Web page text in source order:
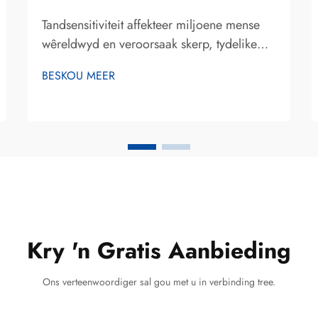
Tandsensitiviteit affekteer miljoene mense
wêreldwyd en veroorsaak skerp, tydelike
of suur voedsel en drank. Terwyl
BESKOU MEER
Kry 'n Gratis Aanbieding
Ons verteenwoordiger sal gou met u in verbinding tree.